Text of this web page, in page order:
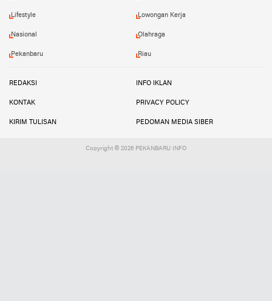
Lifestyle Lowongan Kerja
Nasional Olahraga
Pekanbaru Riau
REDAKSI INFO IKLAN
KONTAK PRIVACY POLICY
KIRIM TULISAN PEDOMAN MEDIA SIBER
Copyright © 2026 PEKANBARU INFO